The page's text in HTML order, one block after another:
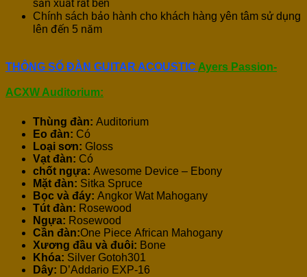
sản xuất rất bền
Chính sách bảo hành cho khách hàng yên tâm sử dụng
lên đến 5 năm
THÔNG SỐ ĐÀN GUITAR ACOUSTIC Ayers Passion-
ACXW Auditorium:
Thùng đàn: Auditorium
Eo đàn: Có
Loại sơn: Gloss
Vạt đàn: Có
chốt ngựa: Awesome Device – Ebony
Mặt đàn: Sitka Spruce
Bọc và đáy: Angkor Wat Mahogany
Tút đàn: Rosewood
Ngựa: Rosewood
Cần đàn:One Piece African Mahogany
Xương đầu và đuôi: Bone
Khóa: Silver Gotoh301
Dây: D’Addario EXP-16